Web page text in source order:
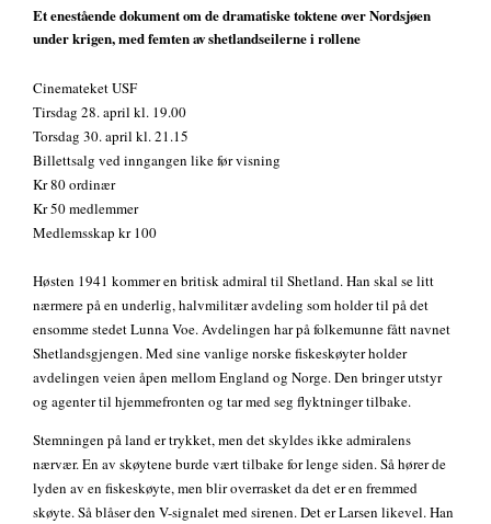
Et enestående dokument om de dramatiske toktene over Nordsjøen
under krigen, med femten av shetlandseilerne i rollene
Cinemateket USF
Tirsdag 28. april kl. 19.00
Torsdag 30. april kl. 21.15
Billettsalg ved inngangen like før visning
Kr 80 ordinær
Kr 50 medlemmer
Medlemsskap kr 100
Høsten 1941 kommer en britisk admiral til Shetland. Han skal se litt
nærmere på en underlig, halvmilitær avdeling som holder til på det
ensomme stedet Lunna Voe. Avdelingen har på folkemunne fått navnet
Shetlandsgjengen. Med sine vanlige norske fiskeskøyter holder
avdelingen veien åpen mellom England og Norge. Den bringer utstyr
og agenter til hjemmefronten og tar med seg flyktninger tilbake.
Stemningen på land er trykket, men det skyldes ikke admiralens
nærvær. En av skøytene burde vært tilbake for lenge siden. Så hører de
lyden av en fiskeskøyte, men blir overrasket da det er en fremmed
skøyte. Så blåser den V-signalet med sirenen. Det er Larsen likevel. Han